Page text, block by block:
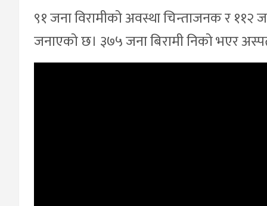
९१ जना विरामीको अवस्था चिन्ताजनक र ११२
जनाएको छ। ३७५ जना बिरामी निको भएर